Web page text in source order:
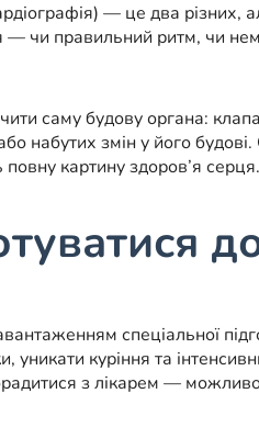
— це два
чи правильний ритм, чи
саму будову органа:
набутих змін у його
картину здоров’я серця.
спеціальної
уникати куріння та
з лікарем —